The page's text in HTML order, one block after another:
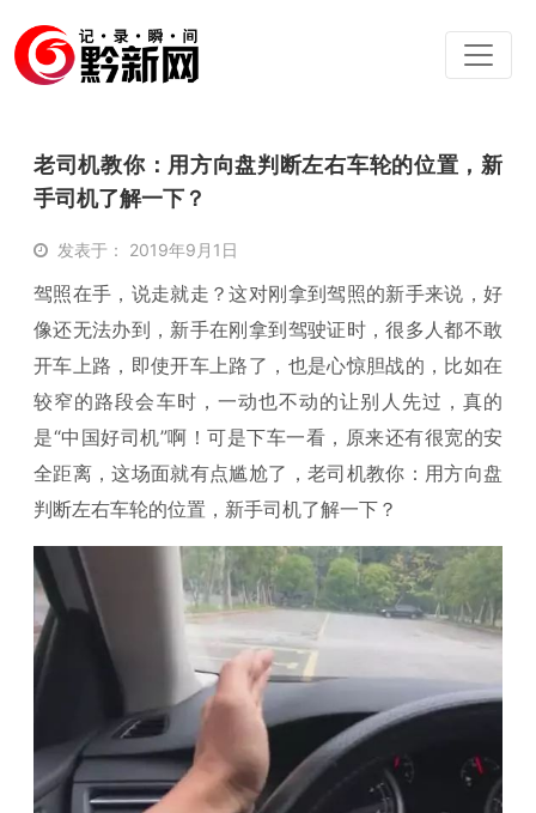
老司机教你：用方向盘判断左右车轮的位置，新
手司机了解一下？
发表于： 2019年9月1日
驾照在手，说走就走？这对刚拿到驾照的新手来说，好
像还无法办到，新手在刚拿到驾驶证时，很多人都不敢
开车上路，即使开车上路了，也是心惊胆战的，比如在
较窄的路段会车时，一动也不动的让别人先过，真的
是“中国好司机”啊！可是下车一看，原来还有很宽的安
全距离，这场面就有点尴尬了，老司机教你：用方向盘
判断左右车轮的位置，新手司机了解一下？